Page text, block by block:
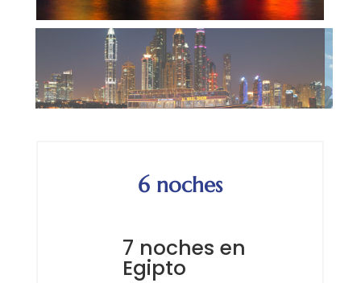
6 noches
7 noches en
Egipto